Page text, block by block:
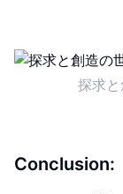
探求
Conclusion: